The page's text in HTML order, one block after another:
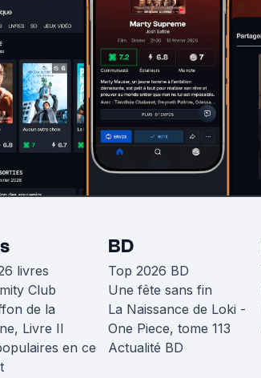
livres
Club
de la
Livre II
en ce
BD
Top 2026 BD
Une fête sans fin
La Naissance de Loki -
One Piece, tome 113
Actualité BD